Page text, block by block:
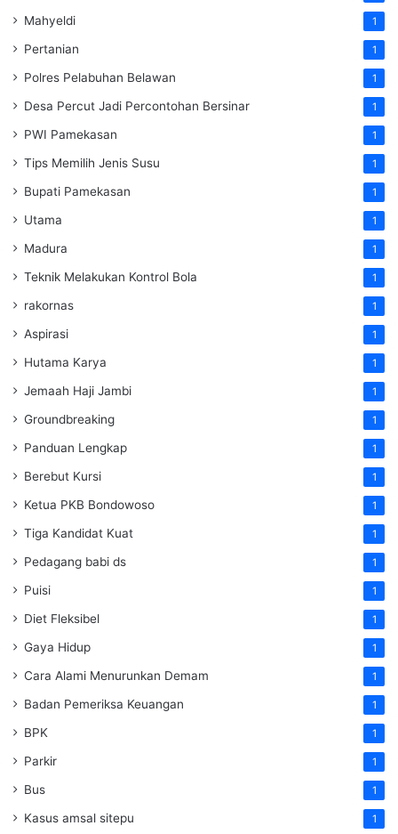
Mahyeldi 1
Pertanian 1
Polres Pelabuhan Belawan 1
Desa Percut Jadi Percontohan Bersinar 1
PWI Pamekasan 1
Tips Memilih Jenis Susu 1
Bupati Pamekasan 1
Utama 1
Madura 1
Teknik Melakukan Kontrol Bola 1
rakornas 1
Aspirasi 1
Hutama Karya 1
Jemaah Haji Jambi 1
Groundbreaking 1
Panduan Lengkap 1
Berebut Kursi 1
Ketua PKB Bondowoso 1
Tiga Kandidat Kuat 1
Pedagang babi ds 1
Puisi 1
Diet Fleksibel 1
Gaya Hidup 1
Cara Alami Menurunkan Demam 1
Badan Pemeriksa Keuangan 1
BPK 1
Parkir 1
Bus 1
Kasus amsal sitepu 1